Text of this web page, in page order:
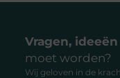
Vragen,
moet worden?
Wij geloven in de